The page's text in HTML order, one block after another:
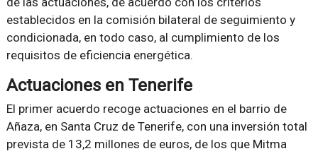
establecidos en la comisión bilateral de seguimiento y
condicionada, en todo caso, al cumplimiento de los
requisitos de eficiencia energética.
Actuaciones en Tenerife
El primer acuerdo recoge actuaciones en el barrio de
Añaza, en Santa Cruz de Tenerife, con una inversión total
prevista de 13,2 millones de euros, de los que Mitma